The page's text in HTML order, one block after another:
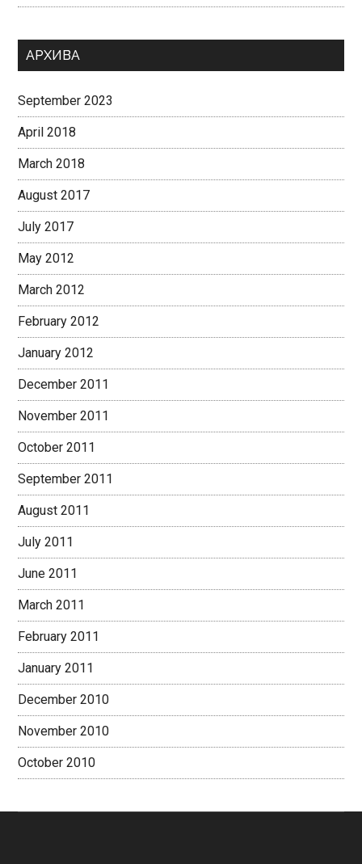
АРХИВА
September 2023
April 2018
March 2018
August 2017
July 2017
May 2012
March 2012
February 2012
January 2012
December 2011
November 2011
October 2011
September 2011
August 2011
July 2011
June 2011
March 2011
February 2011
January 2011
December 2010
November 2010
October 2010